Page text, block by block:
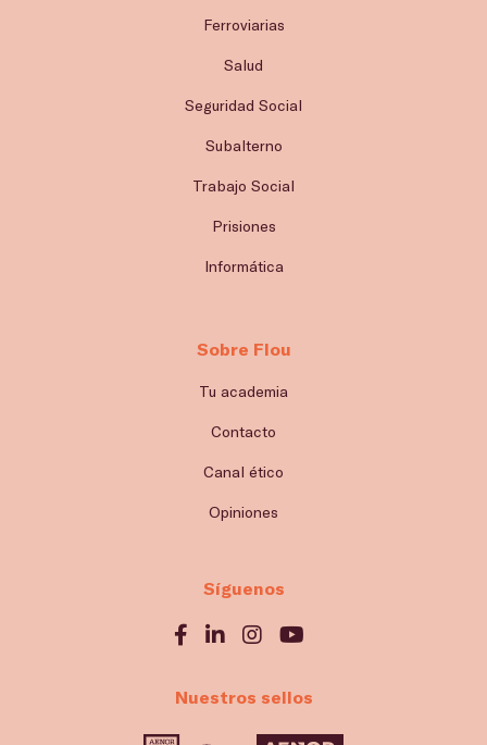
Ferroviarias
Salud
Seguridad Social
Subalterno
Trabajo Social
Prisiones
Informática
Sobre Flou
Tu academia
Contacto
Canal ético
Opiniones
Síguenos
Nuestros sellos